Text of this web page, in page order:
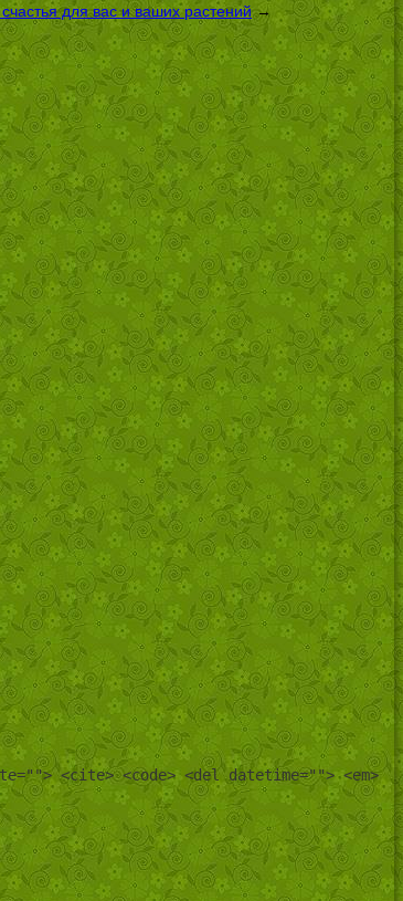
для вас и ваших растений→
<cite> <code> <del datetime=""> <em>